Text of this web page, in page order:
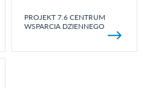
PROJEKT 7.6 CENTRUM
WSPARCIA DZIENNEGO